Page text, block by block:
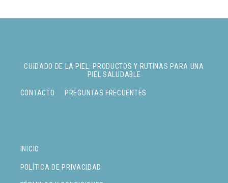
INICIO
POLÍTICA DE PRIVACIDAD
CUIDADO DE LA PIEL: PRODUCTOS Y RUTINAS PARA UNA
PIEL SALUDABLE
CONTACTO PREGUNTAS FRECUENTES